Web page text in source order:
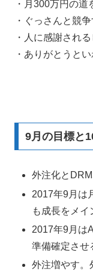
・月300万円の道
・ぐっさんと競争
・人に感謝され
・ありがとうと
9月の目標と
外注化と
2017年9月は
も成長をメイ
2017年9月は
準備確定させ
外注増やす。